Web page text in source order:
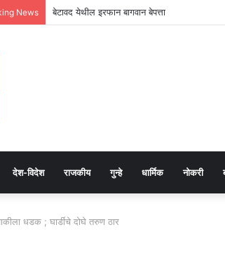
News बेटावद येथील इरफान बागवान बेपत्ता
देश-विदेश राजकीय गुन्हे धार्मिक नोकरी
धडक ; घार्डीचे दोघे तरुण ठार